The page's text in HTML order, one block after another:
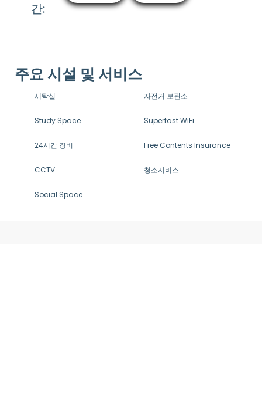
간:
주요 시설 및 서비스
세탁실 자전거 보관소
Study Space Superfast WiFi
24시간 경비 Free Contents Insurance
CCTV 청소서비스
Social Space